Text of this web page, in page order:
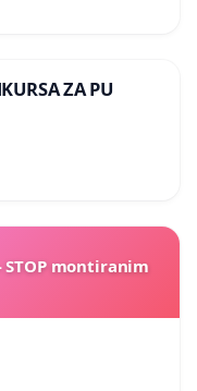
ZA PU
STOP montiranim